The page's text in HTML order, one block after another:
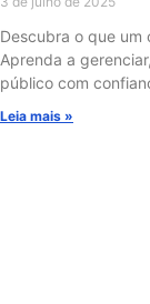
Descubra o que
Aprenda a
público com
Leia mais »